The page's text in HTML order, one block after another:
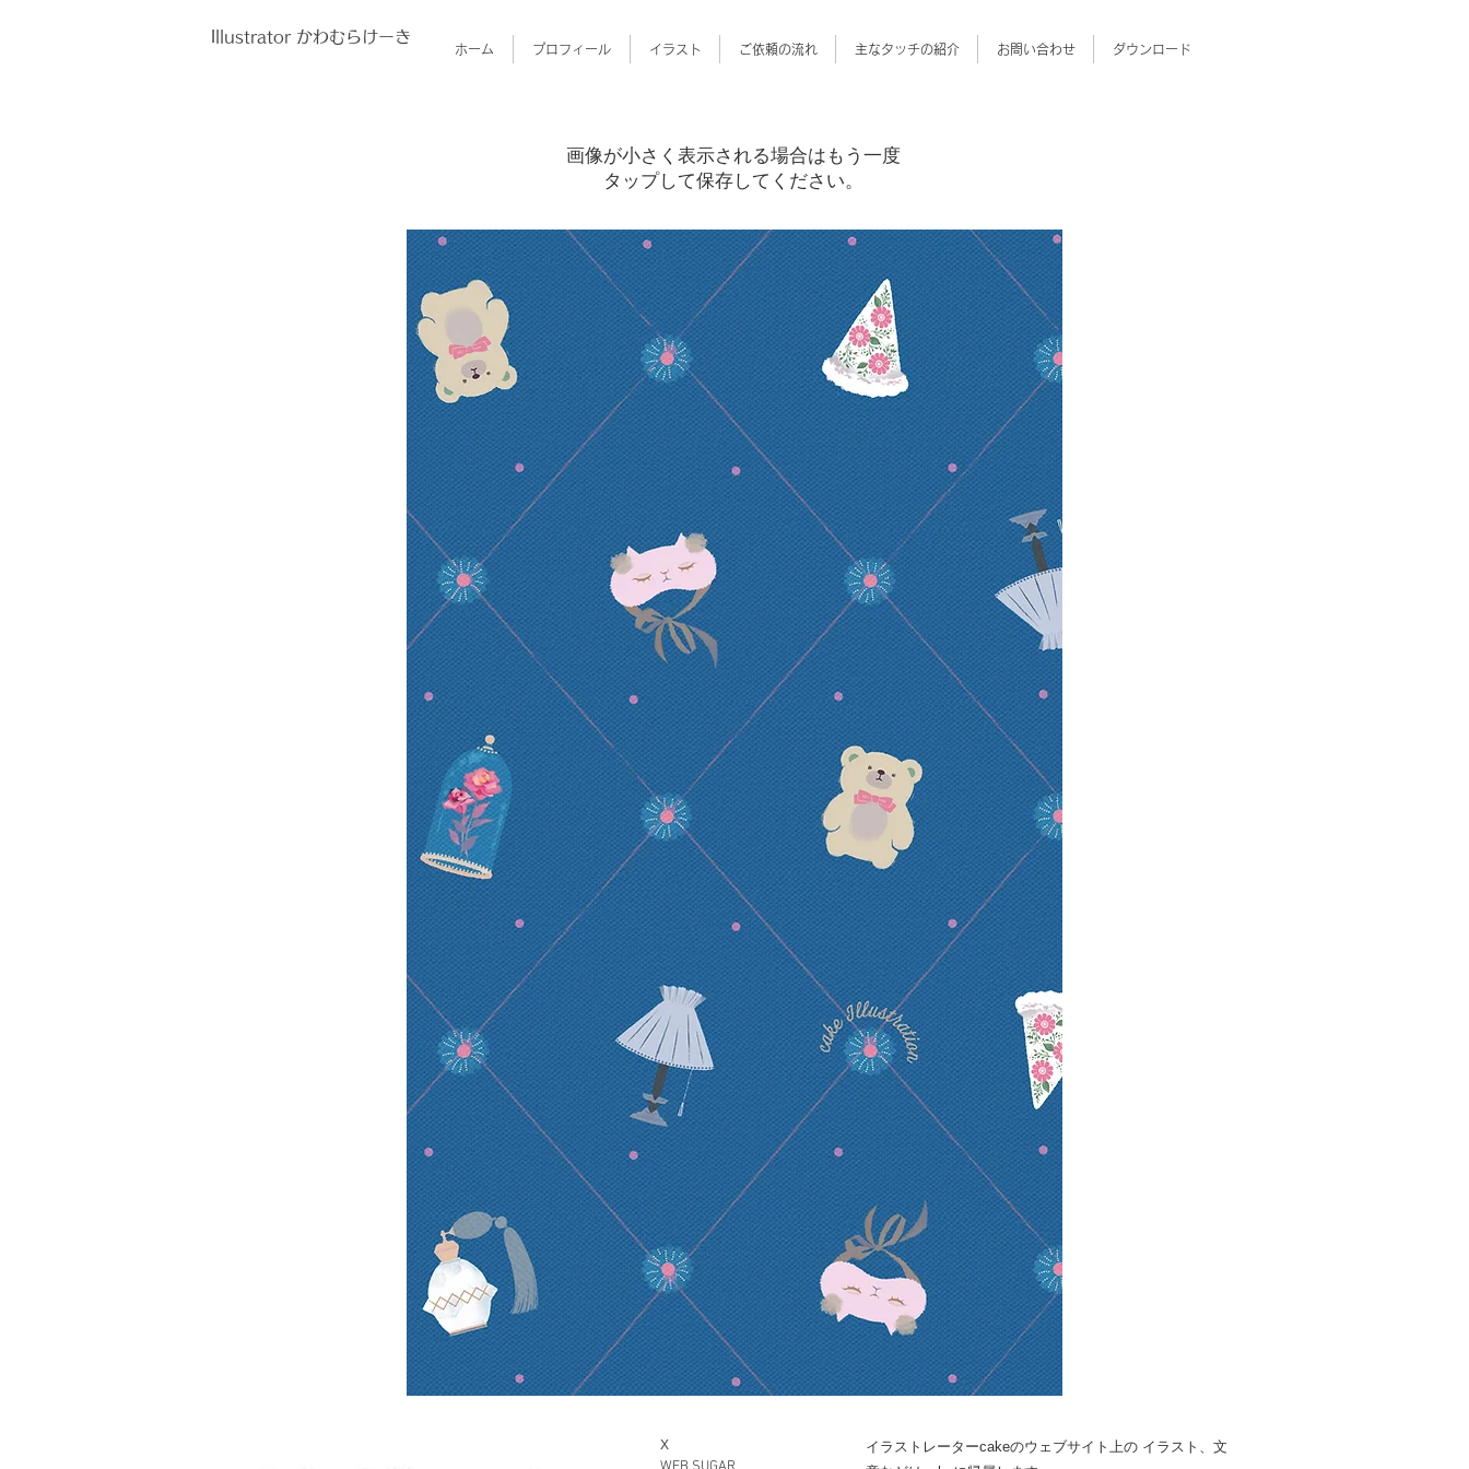
Illustrator かわむらけーき
ホーム プロフィール イラスト ご依頼の流れ 主なタッチの紹介 お問い合わせ ダウンロード
画像が小さく表示される場合はもう一度
タップして保存してください。
X
イラストレーターcakeのウェブサイト上の イラスト、文